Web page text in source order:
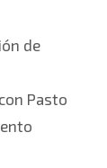
de
Pasto